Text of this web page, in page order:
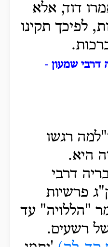
דוד, אלא
לפיכך תקינו
דרבי שמעון -
רגשו
היא.
דרבי
פרשיות
"הללויה" עד
רשעים.